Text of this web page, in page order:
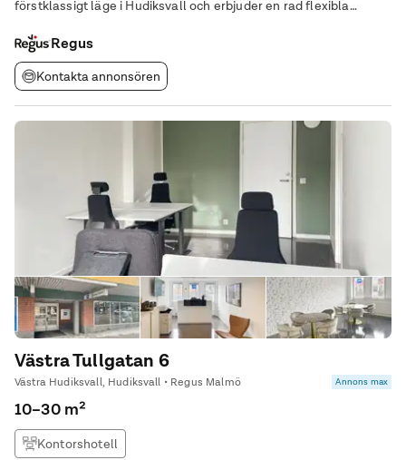
förstklassigt läge i Hudiksvall och erbjuder en rad flexibla
behoven hos
Regus
Kontakta annonsören
Västra Tullgatan 6
Västra Hudiksvall, Hudiksvall • Regus Malmö Annons max
10–30 m²
Kontorshotell